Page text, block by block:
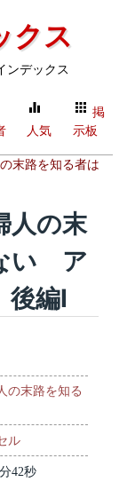
クス
ンデックス
人気
掲
示板
末路を知る者は
人の末
い ア
編Ⅰ
の末路を知る
ル
42秒